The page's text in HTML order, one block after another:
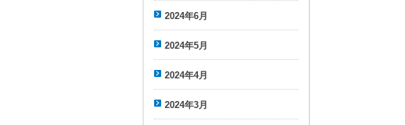
2024年6月
2024年5月
2024年4月
2024年3月